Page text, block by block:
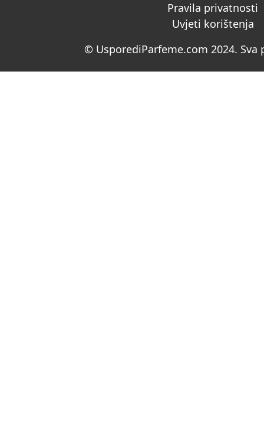
Pravila privatnosti
Uvjeti korištenja
© UsporediParfeme.com 2024. Sva